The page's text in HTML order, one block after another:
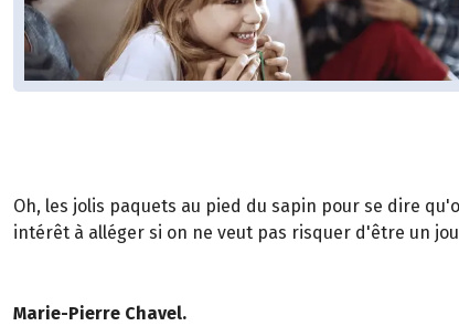
Oh, les jolis paquets au pied du sapin pour se dire
intérêt à alléger si on ne veut pas risquer d'être un
Marie-Pierre Chavel.